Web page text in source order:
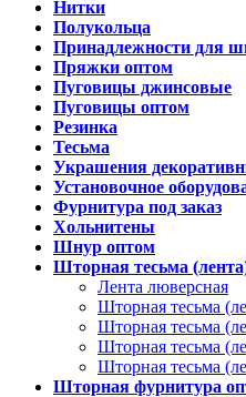
Нитки
Полукольца
Принадлежности для
Пряжки оптом
Пуговицы джинсовые
Пуговицы оптом
Резинка
Тесьма
Украшения
Установочное
Фурнитура под заказ
Хольнитены
Шнур оптом
Шторная тесьма
Лента люверсная
Шторная тесьма
Шторная тесьма
Шторная тесьма
Шторная тесьма
Шторная фурнитура